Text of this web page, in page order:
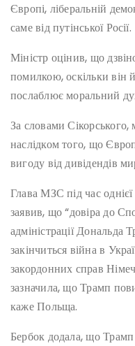
Європі, ліберальній
саме від путінської Росії.
Міністр оцінив, що
помилкою, оскільки він
послаблює моральний
За словами
наслідком того, що
вигоду від дивідендів
Глава МЗС під час
заявив, що “довіра до
адміністрації Дональда
закінчиться війна в
закордонних справ
зазначила, що Трамп
каже Польща.
Бербок додала, що